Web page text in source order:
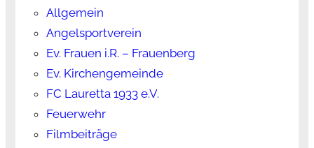
Allgemein
Angelsportverein
Ev. Frauen i.R. – Frauenberg
Ev. Kirchengemeinde
FC Lauretta 1933 e.V.
Feuerwehr
Filmbeiträge